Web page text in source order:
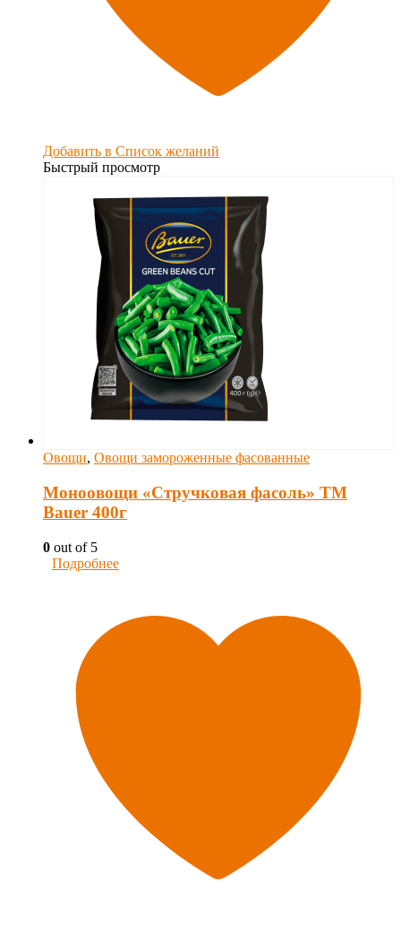
Добавить в Список желаний
Быстрый просмотр
Овощи, Овощи замороженные фасованные
Моноовощи «Стручковая фасоль» ТМ
Bauer 400г
0 out of 5
Подробнее